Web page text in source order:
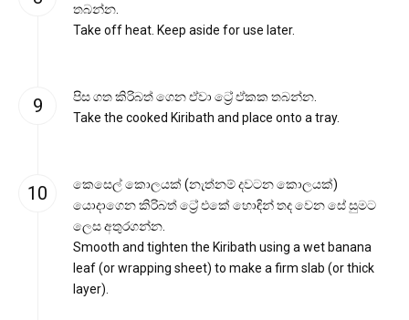
තබන්න.
Take off heat. Keep aside for use later.
පිස ගත කිරිබත් ගෙන ඒවා ට්‍රේ ඒකක තබන්න.
Take the cooked Kiribath and place onto a tray.
කෙසෙල් කොලයක් (නැත්නම් දවටන කොලයක්)
යොදාගෙන කිරිබත් ට්‍රේ එකේ හොඳින් තද වෙන සේ සුමට
ලෙස අතුරගන්න.
Smooth and tighten the Kiribath using a wet banana
leaf (or wrapping sheet) to make a firm slab (or thick
layer).